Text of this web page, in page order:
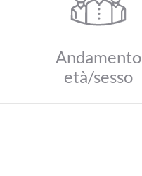
Andamento
età/sesso